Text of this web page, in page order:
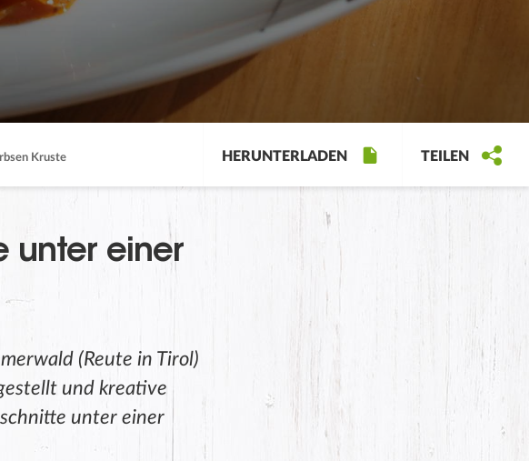
Kruste HERUNTERLADEN TEILEN
unter einer
(Reute in Tirol)
und kreative
unter einer